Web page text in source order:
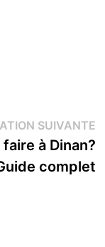
SUIVANTE
faire à Dinan?
complet